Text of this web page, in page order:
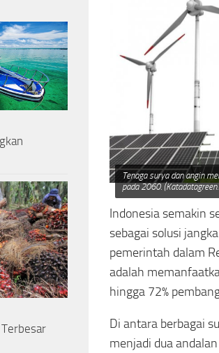
Tenaga surya dan angin
pada 2060.
Indonesia semakin
sebagai solusi
pemerintah dalam
adalah
hingga 72%
Di antara berbagai
menjadi dua
Terbesar